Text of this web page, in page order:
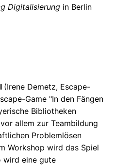
Digitalisierung in Berlin
(Irene Demetz, Escape-
Game "In den Fängen
Bibliotheken
allem zur Teambildung
Problemlösen
Workshop wird das Spiel
wird eine gute